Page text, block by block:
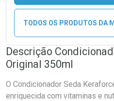
TODOS OS PRODUTOS DA
Descrição
Original 350ml
O Condicionador Seda
enriquecida com vitaminas e